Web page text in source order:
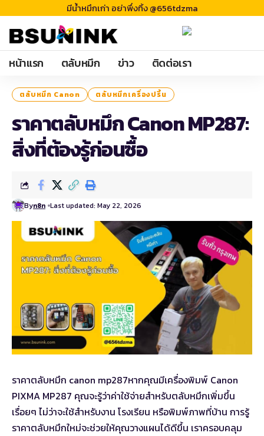
มีน้ำหมึกเก่า อย่าพึ่งทิ้ง @656tdzma
หน้าแรก ตลับหมึก ข่าว ติดต่อเรา
ตลับหมึก Canon ตลับหมึกเครื่องปริ้น
ราคาตลับหมึก Canon MP287:
สิ่งที่ต้องรู้ก่อนซื้อ
Byn8n Last updated: May 22, 2026
ราคาตลับหมึก canon mp287หากคุณมีเครื่องพิมพ์ Canon
PIXMA MP287 คุณจะรู้ว่าค่าใช้จ่ายสำหรับตลับหมึกเพิ่มขึ้น
เรื่อยๆ ไม่ว่าจะใช้สำหรับงาน โรงเรียน หรือพิมพ์ภาพที่บ้าน การรู้
ราคาตลับหมึกใหม่จะช่วยให้คุณวางแผนได้ดีขึ้น เราครอบคลุม